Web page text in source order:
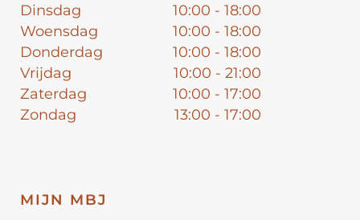
Dinsdag
10:00 - 18:00
Woensdag
10:00 - 18:00
Donderdag
10:00 - 18:00
Vrijdag
10:00 - 21:00
Zaterdag
10:00 - 17:00
Zondag
13:00 - 17:00
MIJN MBJ